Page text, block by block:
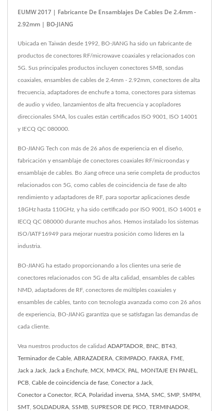
EUMW 2017 | Fabricante De Ensamblajes De Cables De 2.4mm -
2.92mm | BO-JIANG
Ubicada en Taiwán desde 1992, BO-JIANG ha sido un fabricante de
productos de conectores RF/microwave coaxiales y relacionados con
5G. Sus principales productos incluyen conectores SMB, sondas
coaxiales, ensambles de cables de 2.4mm - 2.92mm, conectores de alta
frecuencia, adaptadores de enchufe a toma, conectores para sistemas
de audio y video, lanzamientos de alta frecuencia y acopladores
direccionales SMA, los cuales están certificados ISO 9001, ISO 14001
y IECQ QC 080000.
BO-JIANG Tech con más de 26 años de experiencia en el diseño,
fabricación y ensamblaje de conectores coaxiales RF/microondas y
ensamblaje de cables. Bo Jiang ofrece una serie completa de productos
relacionados con 5G, como cables de coincidencia de fase de alto
rendimiento y adaptadores de RF, para soportar aplicaciones desde
18GHz hasta 110GHz, y ha sido certificado por ISO 9001, ISO 14001 e
IECQ QC 080000 durante muchos años. Hemos instalado los sistemas
ISO/IATF16949 para mejorar nuestra posición como líderes en la
industria.
BO-JIANG ha estado proporcionando a los clientes una serie de
conectores relacionados con 5G de alta calidad, ensambles de cables
NMD, adaptadores de RF, conectores de múltiples coaxiales y
ensambles de cables, tanto con tecnología avanzada como con 26 años
de experiencia, BO-JIANG garantiza que se satisfagan las demandas de
cada cliente.
Vea nuestros productos de calidad ADAPTADOR BNC BT43
Terminador de Cable ABRAZADERA CRIMPADO FAKRA FME
Jack a Jack Jack a Enchufe MCX MMCX PAL MONTAJE EN PANEL
PCB Cable de coincidencia de fase Conector a Jack
Conector a Conector, RCA Polaridad inversa SMA SMC SMP SMPM
SMT SOLDADURA SSMB SUPRESOR DE PICO TERMINADOR